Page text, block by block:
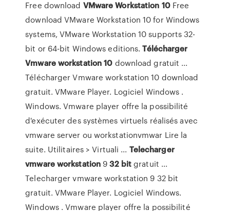
Free download VMware Workstation 10Free
download VMware Workstation 10 for Windows
systems, VMware Workstation 10 supports 32-
bit or 64-bit Windows editions.Télécharger
Vmwareworkstation 10 download gratuit ...
Télécharger Vmware workstation 10 download
gratuit. VMware Player. Logiciel Windows .
Windows. Vmware player offre la possibilité
d'exécuter des systèmes virtuels réalisés avec
vmware server ou workstationvmwar Lire la
suite. Utilitaires > Virtuali ... Telecharger
vmwareworkstation 932 bitgratuit ...
Telecharger vmware workstation 9 32 bit
gratuit. VMware Player. Logiciel Windows.
Windows . Vmware player offre la possibilité